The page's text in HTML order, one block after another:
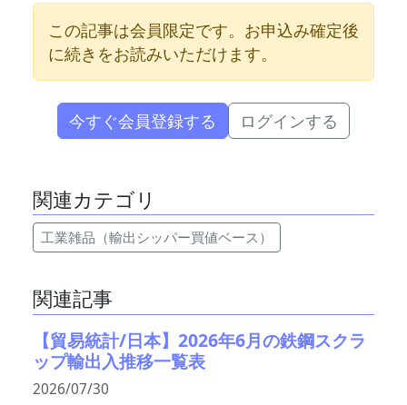
この記事は会員限定です。お申込み確定後
に続きをお読みいただけます。
今すぐ会員登録する ログインする
関連カテゴリ
工業雑品（輸出シッパー買値ベース）
関連記事
【貿易統計/日本】2026年6月の鉄鋼スクラ
ップ輸出入推移一覧表
2026/07/30